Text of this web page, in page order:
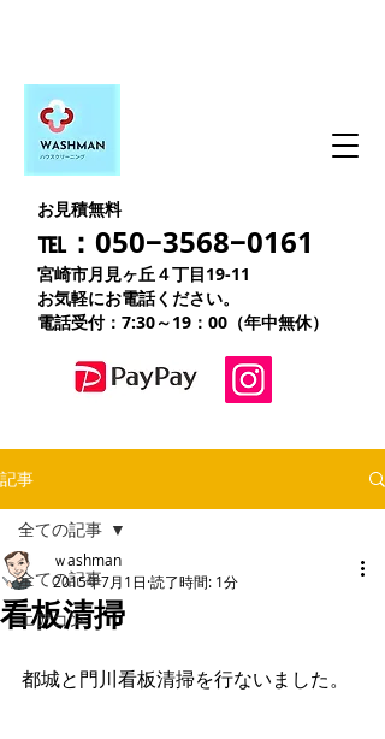
お見積無料
℡：050−3568−0161
宮崎市月見ヶ丘４丁目19-11
お気軽にお電話ください。
電話受付：7:30～19：00（年中無休）
記事
全ての記事
エアコン
全ての記事
看板清掃
ｗashman
2015年7月1日 読了時間: 1分
都城と門川看板清掃を行ないました。